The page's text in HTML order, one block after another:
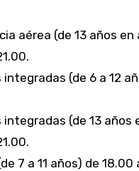
aérea (de 13 años
integradas (de 6 a 12
integradas (de 13 años
7 a 11 años) de 18.00